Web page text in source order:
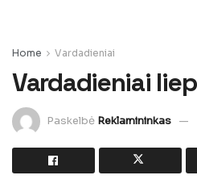
Home Vardadieniai
Vardadieniai
Paskelbė Reklamininkas